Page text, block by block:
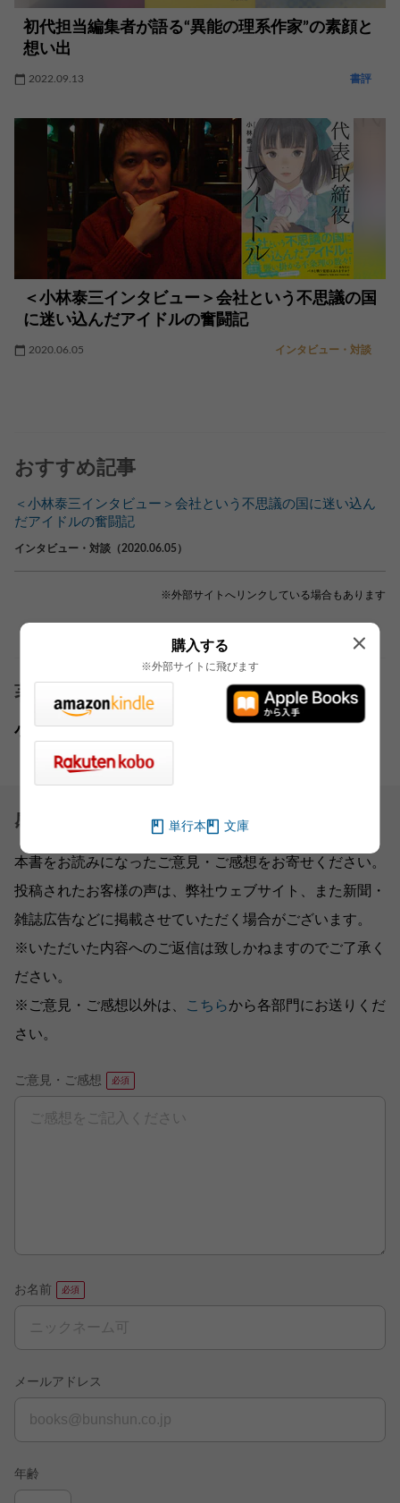
初代担当編集者が語る“異能の理系作家”の素顔と
想い出
2022.09.13 書評
＜小林泰三インタビュー＞会社という不思議の国
に迷い込んだアイドルの奮闘記
2020.06.05 インタビュー・対談
おすすめ記事
＜小林泰三インタビュー＞会社という不思議の国に迷い込ん
だアイドルの奮闘記
インタビュー・対談（2020.06.05）
※外部サイトへリンクしている場合もあります
著者
小林 泰三
感想を送る
本書をお読みになったご意見・ご感想をお寄せください。
投稿されたお客様の声は、弊社ウェブサイト、また新聞・
雑誌広告などに掲載させていただく場合がございます。
※いただいた内容へのご返信は致しかねますのでご了承く
ださい。
※ご意見・ご感想以外は、
こちらから各部門にお送りくだ
さい。
ご意見・ご感想
お名前
メールアドレス
年齢
購入する
※外部サイトに飛びます
単行本 文庫